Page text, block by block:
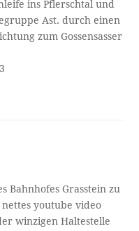
ins Pflerschtal und
Ast. durch einen
zum Gossensasser
Bahnhofes Grasstein zu
youtube video
winzigen Haltestelle